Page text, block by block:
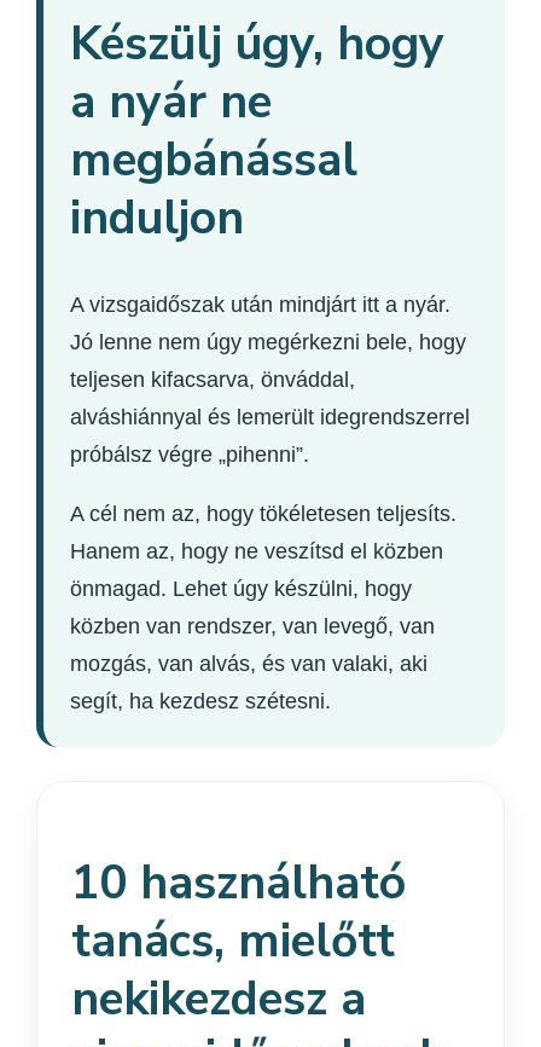
Készülj úgy, hogy
a nyár ne
megbánással
induljon
A vizsgaidőszak után mindjárt itt a nyár.
Jó lenne nem úgy megérkezni bele, hogy
teljesen kifacsarva, önváddal,
alváshiánnyal és lemerült idegrendszerrel
próbálsz végre „pihenni”.
A cél nem az, hogy tökéletesen teljesíts.
Hanem az, hogy ne veszítsd el közben
önmagad. Lehet úgy készülni, hogy
közben van rendszer, van levegő, van
mozgás, van alvás, és van valaki, aki
segít, ha kezdesz szétesni.
10 használható
tanács, mielőtt
nekikezdesz a